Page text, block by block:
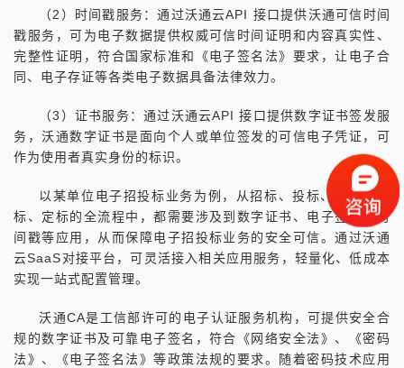
（2）时间戳服务：通过沃通云API 接口提供沃通可信时间
戳服务，可为电子数据提供权威可信时间证明和内容真实性、
完整性证明，符合国家标准和《电子签名法》要求，让电子合
同、电子存证等各类电子数据具备法律效力。
（3）证书服务：通过沃通云API 接口提供数字证书签发服
务，沃通数字证书是面向个人或单位签发的可信电子凭证，可
作为使用者真实身份的标识。
以某单位电子招投标业务为例，从招标、投标、开标、评
标、定标的全流程中，都需要涉及到数字证书、电子签名、时
间戳等应用，从而保障电子招投标业务的安全可信。通过沃通
云SaaS对接平台，可灵活接入相关应用服务，轻量化、低成本
实现一站式配置管理。
沃通CA是工信部许可的电子认证服务机构，可提供安全合
规的数字证书及可靠电子签名，符合《网络安全法》、《密码
法》、《电子签名法》等政策法规的要求。随着密码技术应用